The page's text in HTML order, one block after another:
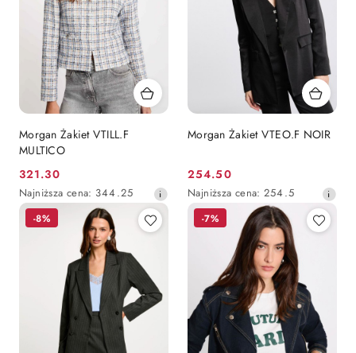
Morgan Żakiet VTILL.F
MULTICO
Cena
promocyjna:
321.30
Najniższa
cena
Najniższa cena: 344.25
Morgan Żakiet VTEO.F NOIR
Cena
promocyjna:
254.50
Najniższa
cena
obniżką
Najniższa cena: 254.5
-8% -7%